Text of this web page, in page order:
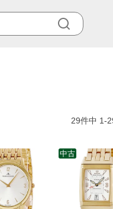
29件中 1-
中古